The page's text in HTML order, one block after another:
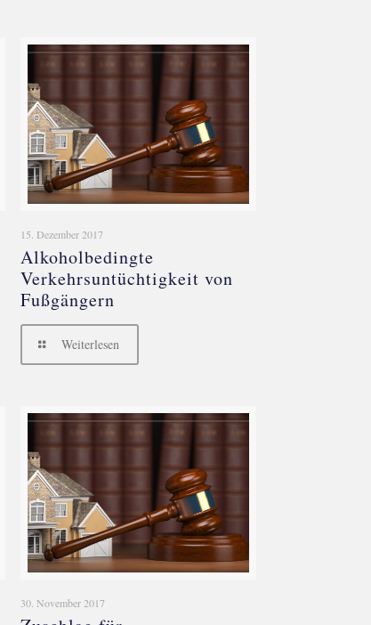
15. Dezember 2017
Alkoholbedingte
Verkehrsuntüchtigkeit von
Fußgängern
Weiterlesen
30. November 2017